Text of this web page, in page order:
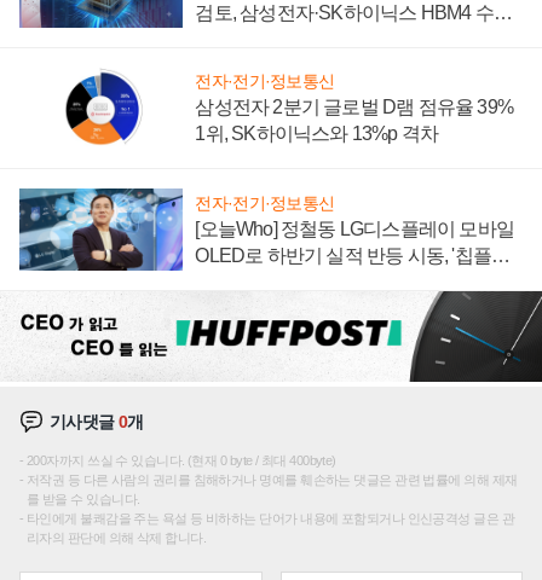
검토, 삼성전자·SK하이닉스 HBM4 수율
전자·전기·정보통신
삼성전자 2분기 글로벌 D램 점유율 39%
1위, SK하이닉스와 13%p 격차
전자·전기·정보통신
[오늘Who] 정철동 LG디스플레이 모바일
OLED로 하반기 실적 반등 시동, '칩플레
기사댓글0개
200자까지 쓰실 수 있습니다. (현재 0 byte / 최대 400byte)
저작권 등 다른 사람의 권리를 침해하거나 명예를 훼손하는 댓글은 관련 법률에 의해 제재
를 받을 수 있습니다.
타인에게 불쾌감을 주는 욕설 등 비하하는 단어가 내용에 포함되거나 인신공격성 글은 관
리자의 판단에 의해 삭제 합니다.